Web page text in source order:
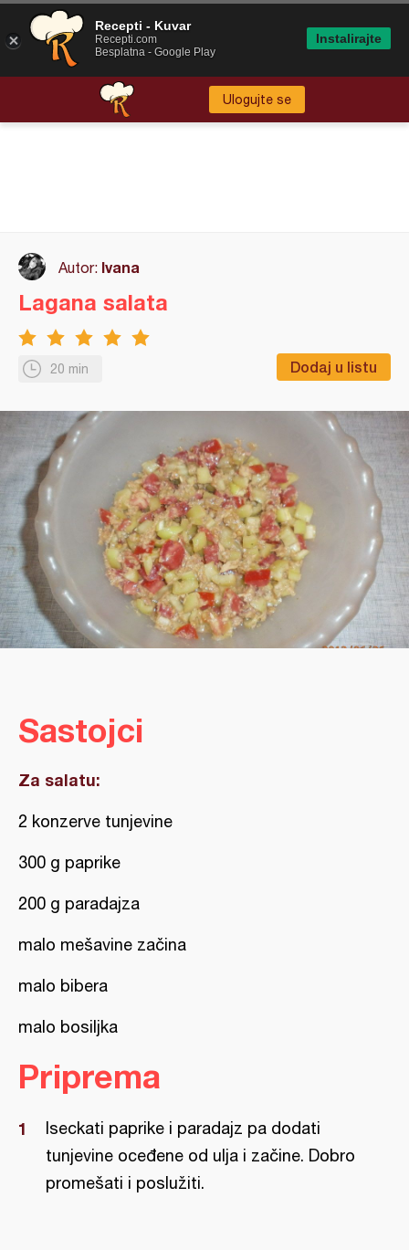
Ulogujte se
Autor: Ivana
20 min Dodaj u listu
Lagana salata
Sastojci
Za salatu:
2 konzerve tunjevine
300 g paprike
200 g paradajza
malo mešavine začina
malo bibera
malo bosiljka
Priprema
Iseckati paprike i paradajz pa dodati
tunjevine oceđene od ulja i začine. Dobro
promešati i poslužiti.
Recepti - Kuvar
Recepti.com
Besplatna - Google Play
Instalirajte